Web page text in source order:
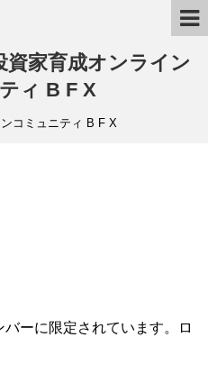
家育成オンライン
ィ B F X
コミュニティ B F X
ーに限定されています。ロ